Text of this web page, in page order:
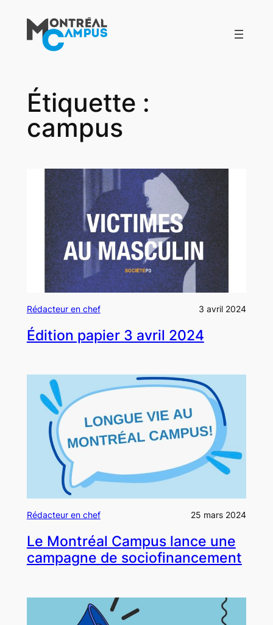
contenu
Étiquette :
campus
Rédacteur en chef 3 avril 2024
Édition papier 3 avril 2024
Rédacteur en chef 25 mars 2024
Le Montréal Campus lance une
campagne de sociofinancement